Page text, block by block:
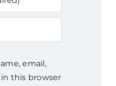
email,
this browser